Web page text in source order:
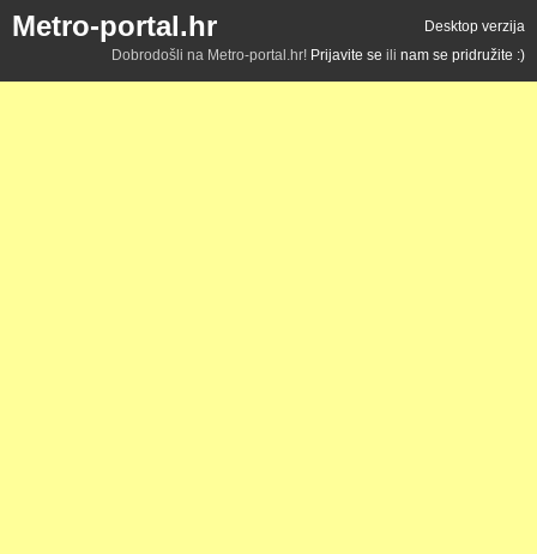
Metro-portal.hr
Desktop verzija
Dobrodošli na Metro-portal.hr! Prijavite se ili nam se pridružite :)